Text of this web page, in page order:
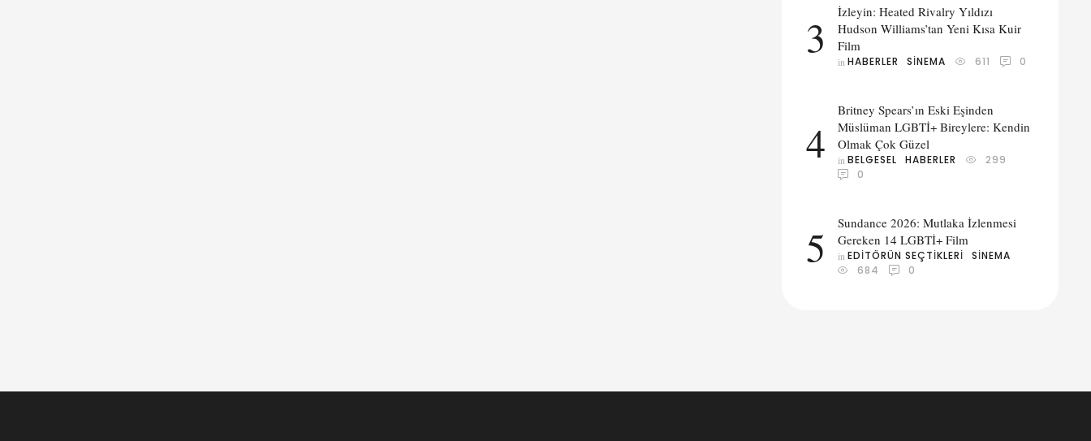
3
İzleyin: Heated Rivalry Yıldızı
Hudson Williams’tan Yeni Kısa Kuir
Film
in HABERLER SINEMA 611 0
4
Britney Spears’ın Eski Eşinden
Müslüman LGBTİ+ Bireylere: Kendin
Olmak Çok Güzel
in BELGESEL HABERLER
299
0
5
Sundance 2026: Mutlaka İzlenmesi
Gereken 14 LGBTİ+ Film
in EDITÖRÜN SEÇTIKLERI
SINEMA
684
0